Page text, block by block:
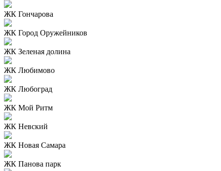
ЖК Гончарова
ЖК Город Оружейников
ЖК Зеленая долина
ЖК Любимово
ЖК Любоград
ЖК Мой Ритм
ЖК Невский
ЖК Новая Самара
ЖК Панова парк